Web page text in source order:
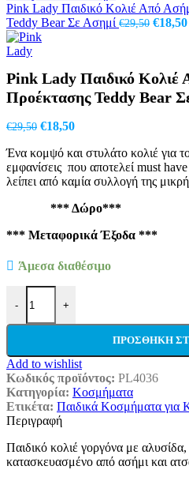
Pink Lady Παιδικό Κολιέ Από
Teddy Bear Σε Ασημί €29,50 Original
€18,50Η
Pink Lady Παιδικό Κολιέ
Προέκτασης Teddy Bear
€29,50 Original
was:
€29,50.
€18,50Η
τιμή
είναι:
€18,50.
Ένα κομψό και στυλάτο κολιέ για
εμφανίσεις που αποτελεί must
λείπει από καμία συλλογή της
*** Δώρο***
*** Μεταφορικά Έξοδα ***
Άμεσα διαθέσιμο
-
Pink Lady Παιδικό Κολιέ Από
+
ΠΡΟΣΘΉΚΗ
Add to wishlist
Κωδικός προϊόντος: PL4036
Κατηγορία: Κοσμήματα
Ετικέτα: Παιδικά Κοσμήματα για
Περιγραφή
Παιδικό κολιέ γοργόνα με
κατασκευασμένo από ασήμι και